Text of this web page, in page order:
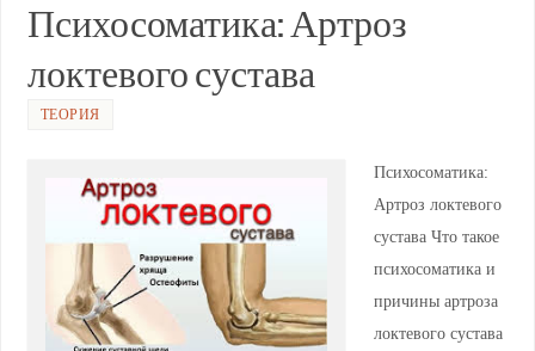
Психосоматика: Артроз
локтевого сустава
ТЕОРИЯ
Психосоматика:
Артроз локтевого
сустава Что такое
психосоматика и
причины артроза
локтевого сустава